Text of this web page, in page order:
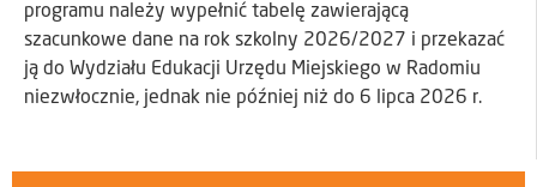
programu należy wypełnić tabelę zawierającą
szacunkowe dane na rok szkolny 2026/2027 i przekazać
ją do Wydziału Edukacji Urzędu Miejskiego w Radomiu
niezwłocznie, jednak nie później niż do 6 lipca 2026 r.